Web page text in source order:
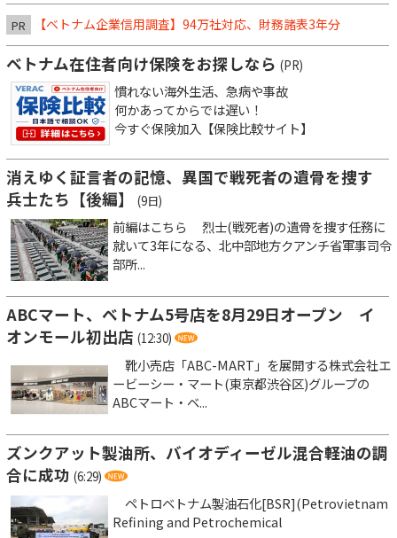
PR 【ベトナム企業信用調査】94万社対応、財務諸表3年分
ベトナム在住者向け保険をお探しなら (PR)
慣れない海外生活、急病や事故
何かあってからでは遅い！
今すぐ保険加入【保険比較サイト】
消えゆく証言者の記憶、異国で戦死者の遺骨を捜す
兵士たち【後編】
(9日)
前編はこちら 烈士(戦死者)の遺骨を捜す任務に
就いて3年になる、北中部地方クアンチ省軍事司令
部所...
ABCマート、ベトナム5号店を8月29日オープン イ
オンモール初出店 (12:30)
靴小売店「ABC-MART」を展開する株式会社エ
ービーシー・マート(東京都渋谷区)グループの
ABCマート・ベ...
ズンクアット製油所、バイオディーゼル混合軽油の調
合に成功 (6:29)
ペトロベトナム製油石化[BSR](Petrovietnam
Refining and Petrochemical